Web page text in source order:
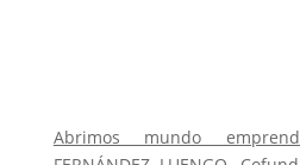
Abrimos mundo